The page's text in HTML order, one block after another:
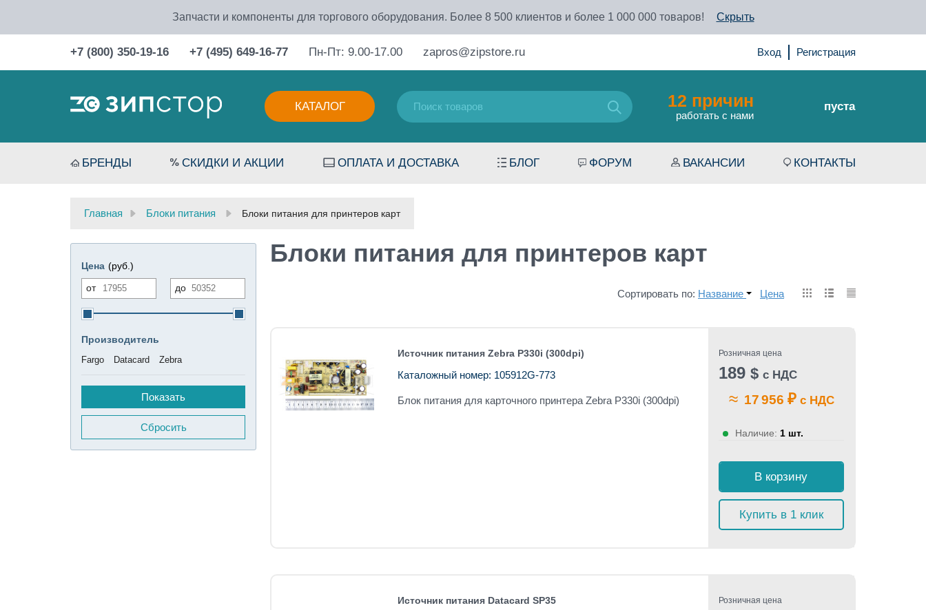
Запчасти и компоненты для торгового оборудования. Более 8 500 клиентов и более 1 000 000 товаров! Скрыть
+7 (800) 350-19-16 +7 (495) 649-16-77 Пн-Пт: 9.00-17.00 zapros@zipstore.ru Вход Регистрация
КАТАЛОГ 12 причин
работать с нами
пуста
БРЕНДЫ СКИДКИ И АКЦИИ ОПЛАТА И ДОСТАВКА БЛОГ ФОРУМ ВАКАНСИИ КОНТАКТЫ
Главная Блоки питания Блоки питания для принтеров карт
Цена (руб.)
от
до
Производитель
Fargo Datacard Zebra
Сбросить
Блоки питания для принтеров карт
Сортировать по: Название Цена
Источник питания Zebra P330i (300dpi)
Каталожный номер: 105912G-773
Блок питания для карточного принтера Zebra P330i (300dpi)
Розничная цена
189 $ с НДС
≈ 17 956 ₽с НДС
Наличие: 1 шт.
В корзину
Купить в 1 клик
Источник питания Datacard SP35 Розничная цена